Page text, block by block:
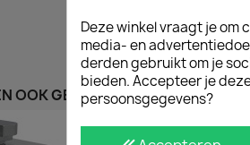
OOK GEÏNTERESSEERD IN
Deze winkel vraagt je
media- en
derden gebruikt om je
bieden. Accepteer je
persoonsgegevens?